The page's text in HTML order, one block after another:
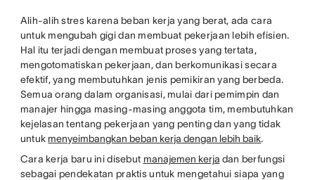
Alih-alih stres karena beban kerja yang berat, ada cara
untuk mengubah gigi dan membuat pekerjaan lebih efisien.
Hal itu terjadi dengan membuat proses yang tertata,
mengotomatiskan pekerjaan, dan berkomunikasi secara
efektif, yang membutuhkan jenis pemikiran yang berbeda.
Semua orang dalam organisasi, mulai dari pemimpin dan
manajer hingga masing-masing anggota tim, membutuhkan
kejelasan tentang pekerjaan yang penting dan yang tidak
untuk menyeimbangkan beban kerja dengan lebih baik.
Cara kerja baru ini disebut manajemen kerja dan berfungsi
sebagai pendekatan praktis untuk mengetahui siapa yang